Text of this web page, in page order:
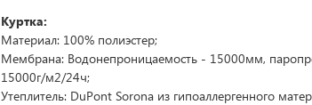
Куртка:
Материал: 100% полиэстер;
Мембрана: Водонепроницаемость - 15000мм,
15000г/м2/24ч;
Утеплитель: DuPont Sorona из гипоаллергенного